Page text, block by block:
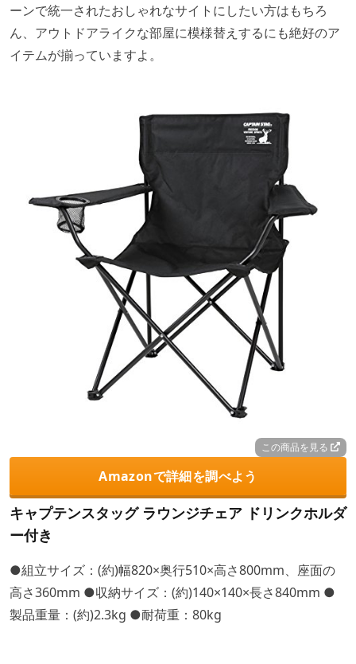
ーンで統一されたおしゃれなサイトにしたい方はもちろ
ん、アウトドアライクな部屋に模様替えするにも絶好のア
イテムが揃っていますよ。
この商品を見る
Amazonで詳細を調べよう
キャプテンスタッグ ラウンジチェア ドリンクホルダ
ー付き
●組立サイズ：(約)幅820×奥行510×高さ800mm、座面の
高さ360mm ●収納サイズ：(約)140×140×長さ840mm ●
製品重量：(約)2.3kg ●耐荷重：80kg